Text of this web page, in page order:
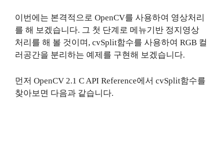
이번에는 본격적으로 OpenCV를 사용하여 영상처리
를 해 보겠습니다. 그 첫 단계로 메뉴기반 정지영상
처리를 해 볼 것이며, cvSplit함수를 사용하여 RGB 컬
러공간을 분리하는 예제를 구현해 보겠습니다.
먼저 OpenCV 2.1 C API Reference에서 cvSplit함수를
찾아보면 다음과 같습니다.